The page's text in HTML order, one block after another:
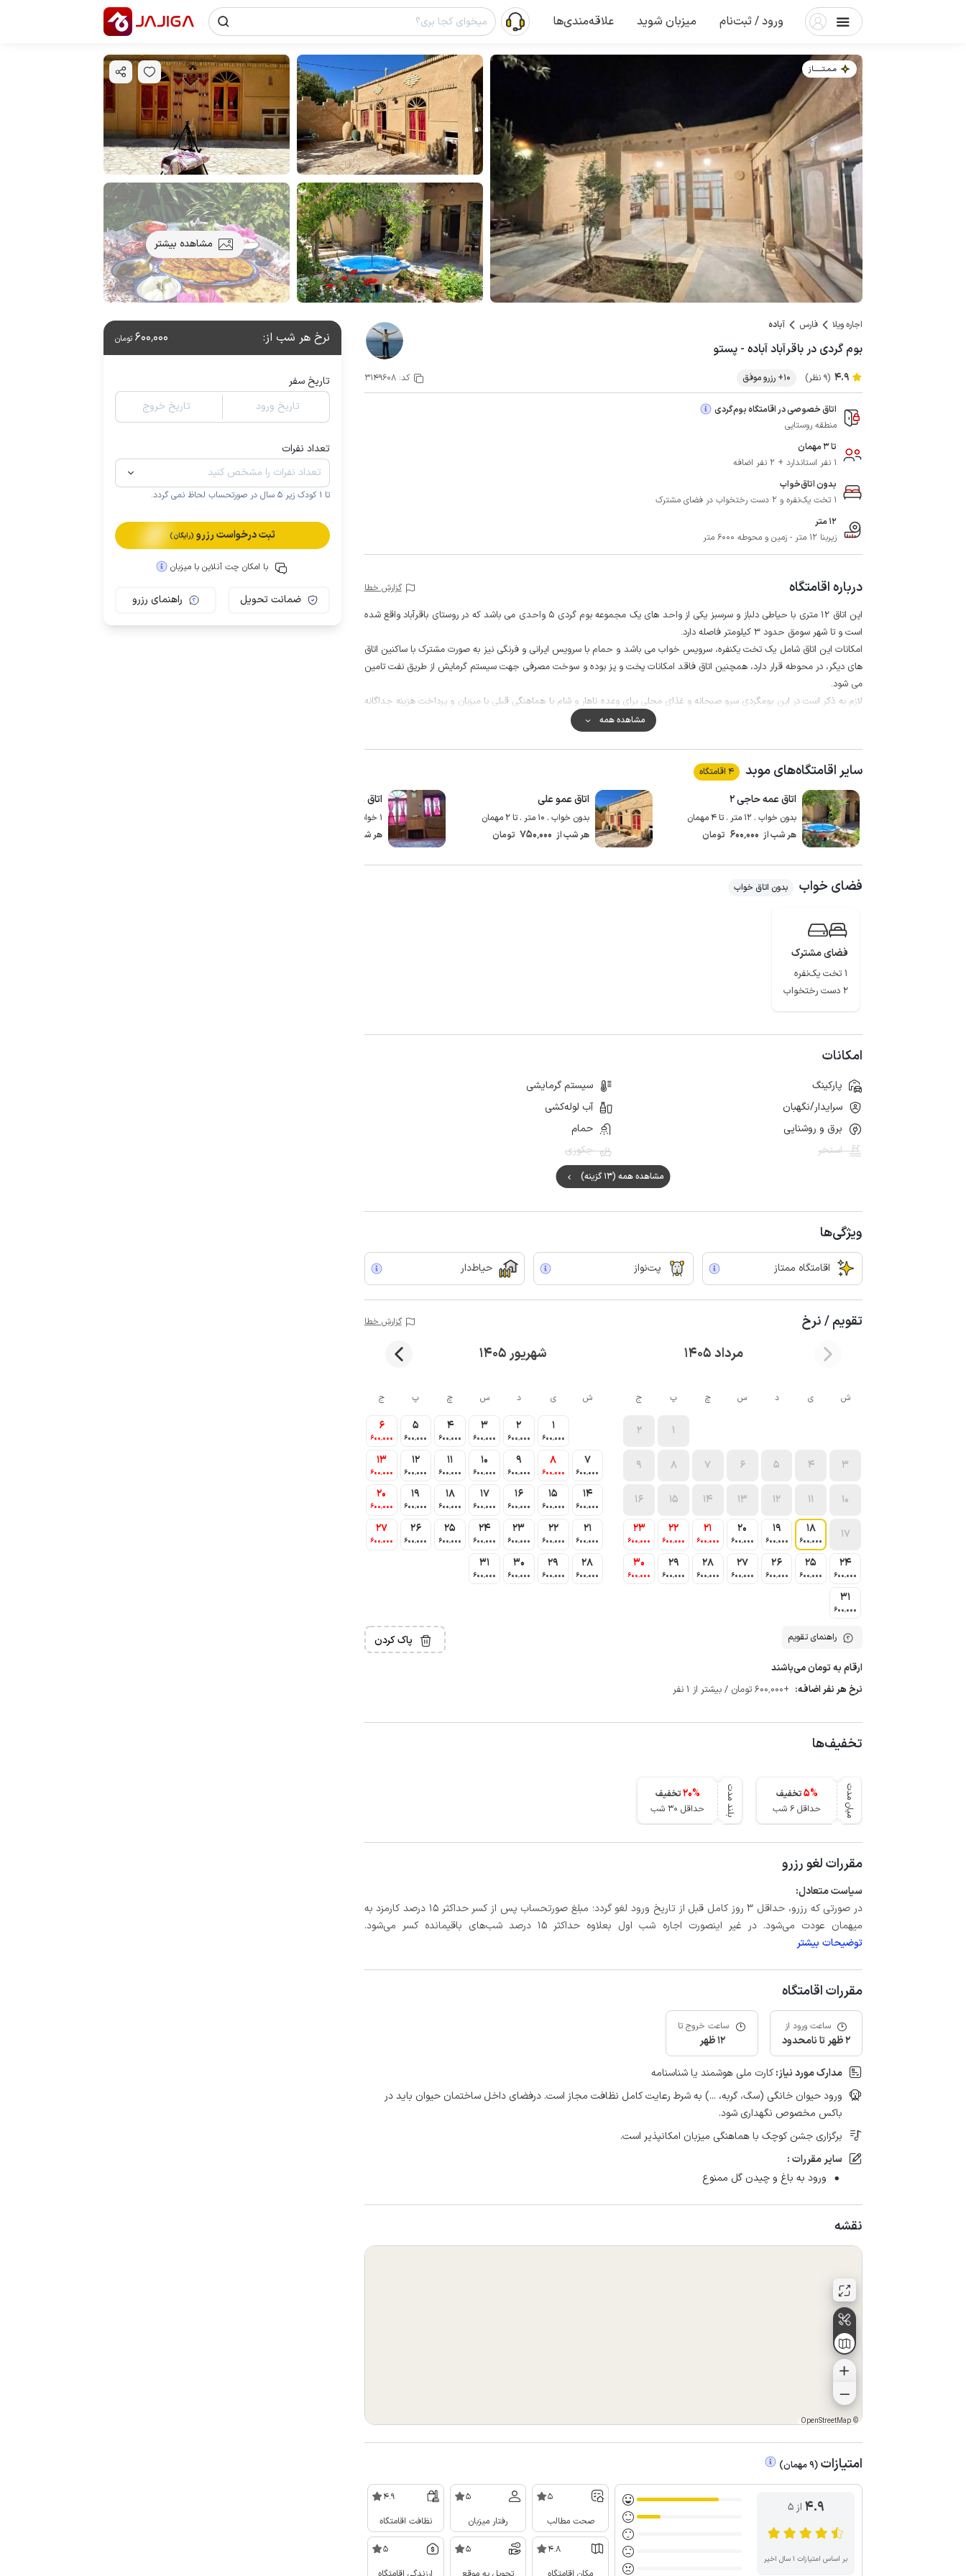
ورود / ثبت‌نام میزبان شوید علاقه‌مندی‌ها
مـمـتــــــاز
مشاهده بیشتر
اجاره ویلا فارس آباده
بوم گردی در باقرآباد آباده - پستو
4.9 (9 نظر) 10+ رزرو موفق کد:3149608
اتاق خصوصی در اقامتگاه بوم‌گردی
منطقه روستایی
تا 3 مهمان
1 نفر استاندارد + 2 نفر اضافه
بدون اتاق‌خواب
1 تخت یک‌نفره و 2 دست رختخواب در فضای مشترک
12 متر
زیربنا 12 متر - زمین و محوطه 6000 متر
درباره اقامتگاه گزارش خطا
این اتاق 12 متری با حیاطی دلباز و سرسبز یکی از واحد های یک مجموعه بوم گردی 5 واحدی می باشد که در روستای باقرآباد واقع شده
است و تا شهر سومق حدود 3 کیلومتر فاصله دارد.
امکانات این اتاق شامل یک تخت یکنفره، سرویس خواب می باشد و حمام با سرویس ایرانی و فرنگی نیز به صورت مشترک با ساکنین اتاق
های دیگر، در محوطه قرار دارد، همچنین اتاق فاقد امکانات پخت و پز بوده و سوخت مصرفی جهت سیستم گرمایش از طریق نفت تامین
می شود.
لازم به ذکر است در این بومگردی سرو صبحانه و غذای محلی برای وعده ناهار و شام با هماهنگی قبلی با میزبان و پرداخت هزینه جداگانه
از مشاعات این مجموعه هم می توان به محوطه دلچسب، کپرها، تخت های سنتی و فضای دورهمی اشاره کرد.
اطراف مجموعه با دیوار محصور و به صورت مشترک با ساکنین اتاق های دیگر در اختیار مهمانان است. برای حفظ امنیت بیشتر، دوربین
مداربسته به محوطه اشراف دارد، همچنین سرایدار در محوطه ساکن می باشد.
برای تهیه مایحتاج روزانه می توانید از سوپرمارکت و نانوایی در فاصله حدود سه کیلومتری استفاده نمایید.
کیفیت شبکه تلفن همراه برای دو اپراتور ایرانسل و همراه اول در مکالمه خوب و دسترسی به اینترنت به صورت 4g است.
مشاهده همه
سایر اقامتگاه‌های موبد 4 اقامتگاه
اتاق عمه حاجی ۲
بدون خواب . 12 متر . تا 4 مهمان
هر شب از 600٬000 تومان
اتاق عمو علی
بدون خواب . 10 متر . تا 2 مهمان
هر شب از 750٬000 تومان
اتاق عمه حاجی ۱
1 خوابه . 12 متر . تا 4 مهمان
هر شب از
فضای خواب بدون اتاق خواب
فضای مشترک
1 تخت یک‌نفره
2 دست رختخواب
امکانات
پارکینگ
سیستم گرمایشی
سرایدار/نگهبان
آب لوله‌کشی
برق و روشنایی
حمام
استخر
جکوزی
مشاهده همه (13 گزینه)
ویژگی‌ها
اقامتگاه ممتاز پت‌نواز حیاط‌دار
تقویم / نرخ گزارش خطا
مرداد 1405 شهریور 1405
ش ی د س چ پ ج
1
2
3
4
5
6
7
8
9
10
11
12
13
14
15
16
17
18
600٬000
19
600٬000
20
600٬000
21
600٬000
22
600٬000
23
600٬000
24
600٬000
25
600٬000
26
600٬000
27
600٬000
28
600٬000
29
600٬000
30
600٬000
31
600٬000
ش ی د س چ پ ج
1
600٬000
2
600٬000
3
600٬000
4
600٬000
5
600٬000
6
600٬000
7
600٬000
8
600٬000
9
600٬000
10
600٬000
11
600٬000
12
600٬000
13
600٬000
14
600٬000
15
600٬000
16
600٬000
17
600٬000
18
600٬000
19
600٬000
20
600٬000
21
600٬000
22
600٬000
23
600٬000
24
600٬000
25
600٬000
26
600٬000
27
600٬000
28
600٬000
29
600٬000
30
600٬000
31
600٬000
راهنمای تقویم پاک کردن
ارقام به تومان می‌باشند
نرخ هر نفر اضافه: +600٬000 تومان / بیشتر از 1 نفر
تخفیف‌ها
میان مدت 5%
تخفیف
حداقل 6 شب
بلند مدت 20%
تخفیف
حداقل 30 شب
مقررات لغو رزرو
سیاست متعادل:
در صورتی که رزرو، حداقل 3 روز کامل قبل از تاریخ ورود لغو گردد؛ مبلغ صورتحساب پس از کسر حداکثر 15 درصد کارمزد به
میهمان عودت می‌شود. در غیر اینصورت اجاره شب اول بعلاوه حداکثر 15 درصد شب‌های باقیمانده کسر می‌شود.
توضیحات بیشتر
مقررات اقامتگاه
ساعت ورود از
2 ظهر تا نامحدود
ساعت خروج تا
12 ظهر
مدارک مورد نیاز:کارت ملی هوشمند یا شناسنامه
ورود حیوان خانگی (سگ، گربه، ...) به شرط رعایت کامل نظافت مجاز است. درفضای داخل ساختمان حیوان باید در
باکس مخصوص نگهداری شود.
برگزاری جشن کوچک با هماهنگی میزبان امکانپذیر است.
سایر مقررات :
ورود به باغ و چیدن گل ممنوع
نقشه
©
OpenStreetMap
امتیازات (
9مهمان)
4.9 از ۵
بر اساس امتیازات ۱ سال اخیر
5
صحت مطالب
5
رفتار میزبان
4.9
نظافت اقامتگاه
4.8
5
5
نرخ هر شب از: 600٬000 تومان
تاریخ سفر
تاریخ ورود
تاریخ خروج
تعداد نفرات
تا 1 کودک زیر 5 سال در صورتحساب لحاظ نمی گردد.
ثبت درخواست رزرو (رایگان)
با امکان چت آنلاین با میزبان
ضمانت تحویل راهنمای رزرو